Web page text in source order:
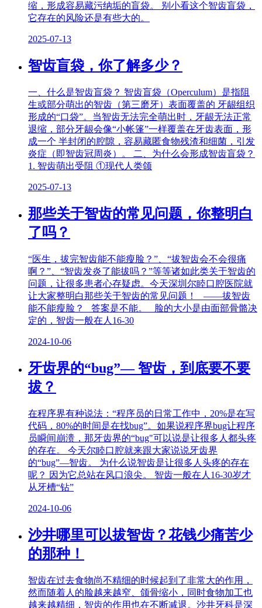
缩，形成容易藏污纳垢的盲袋。 别小看这个智齿盲袋，
它存在的风险还是有些大的。
2025-07-13
智齿盲袋，你了解多少？
一、什么是智齿盲袋？ 智齿盲袋（Operculum）是指阻
生或部分萌出的智齿（第三磨牙）表面覆盖的 牙龈组织
形成的“口袋”。当智齿无法完全萌出时，牙龈无法正常
退缩，部分牙龈会像“小帐篷”一样覆盖在牙齿表面，形
成一个 半封闭的腔隙，容易藏匿食物残渣和细菌，引发
炎症（即智齿冠周炎）。 二、为什么会形成智齿盲袋？
1. 智齿萌出受阻 ①现代人类颌
2025-07-13
那些关于智齿的常见问题，你整明白
了吗？
“医生，拔完智齿能不能瘦脸？”、“拔智齿会不会很痛
啊？”、“智齿发炎了能拔吗？”等等诸如此类关于智齿的
问题，让很多患者心存疑虑。今天深圳尔睦口腔医院就
让大家整明白那些关于智齿的常见问题！ ——拔智齿
能不能瘦脸？ 答案是不能。 脸的大小是由面部骨骼决
定的，智齿一般在人16-30
2024-10-06
牙齿界的“bug”— 智齿，到底要不要
拔？
在程序界有种说法：“程序员的日常工作中，20%是在写
代码，80%的时间是在找bug”。如果说程序界bug让程序
员瞬间崩溃，那牙齿界的“bug"可以说是让很多人都头疼
的存在。 今天尔睦口腔就来跟大家说说牙齿界
的“bug”—智齿。 为什么说智齿是让很多人头疼的存在
呢？ 因为它总站在风口浪尖。 智齿一般在人16-30岁才
从牙槽“钻”
2024-10-06
沙井哪里可以拔智齿？花钱少痛苦少
的那种！
智齿在过去食物尚不精细的时候起到了非常大的作用，
然而随着人的脸越来越窄、颌骨缩小，同时食物加工也
越来越精细，智齿的作用也在不断减退。沙井牙科是深